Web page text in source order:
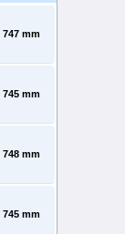
747 mm
745 mm
748 mm
745 mm